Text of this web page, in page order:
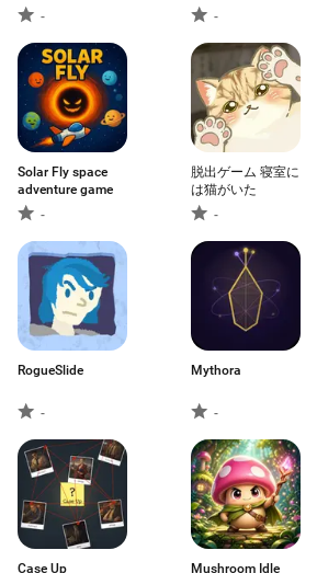
Shop-
RESTAURANT
-
Solar Fly space
adventure game
-
脱出ゲーム 寝室に
は猫がいた
-
RogueSlide
-
Mythora
-
Case Up Mushroom Idle